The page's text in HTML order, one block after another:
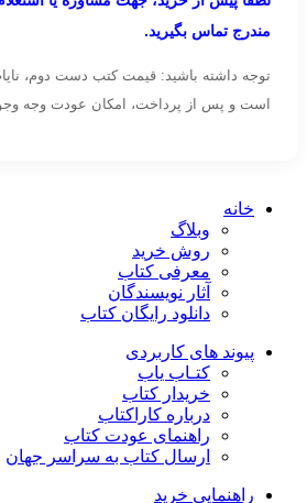
مندرج تماس بگیرید.
توجه داشته باشید: قیمت کتب دست دوم،
است و پس از پرداخت، امکان عودت وجه
خانه
وبلاگ
روش خرید
معرفی کتاب
آثار نویسندگان
دانلود رایگان کتاب
پیوند های کاربردی
کتـاب یاب
خریدار کتاب
درباره کاراکتاب
راهنمای عودت کتاب
ارسال کتاب به سراسر جهان
راهنمایی خرید